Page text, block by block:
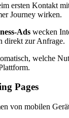
ersten Kontakt
Journey wirken.
Ads wecken
direkt zur Anfrage.
welche
Pages
von mobilen